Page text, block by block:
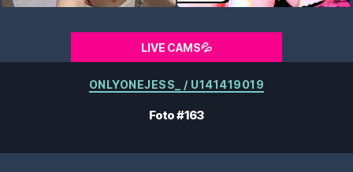
LIVE CAMS💦
Kategorier
ONLYONEJESS_ / U141419019
Foto #163